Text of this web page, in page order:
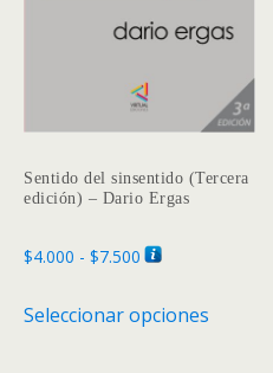
Sentido del sinsentido (Tercera
edición) – Dario Ergas
$4.000 - $7.500 Rango
precios:
Seleccionar opciones